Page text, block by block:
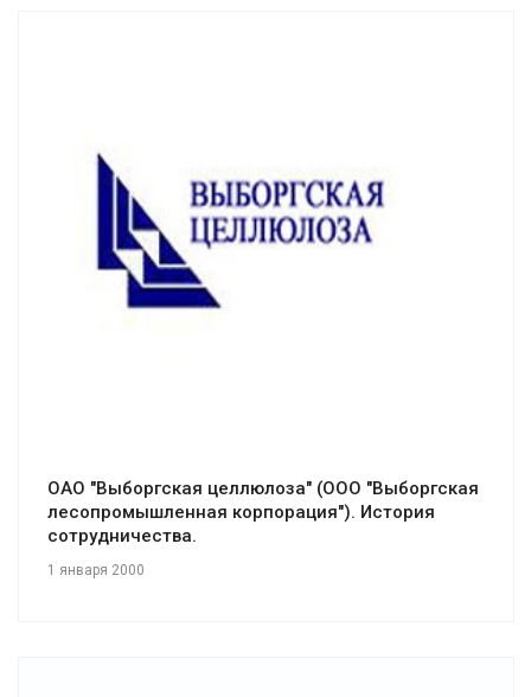
Смотреть проект
ОАО "Выборгская целлюлоза" (ООО "Выборгская
лесопромышленная корпорация"). История
сотрудничества.
1 января 2000